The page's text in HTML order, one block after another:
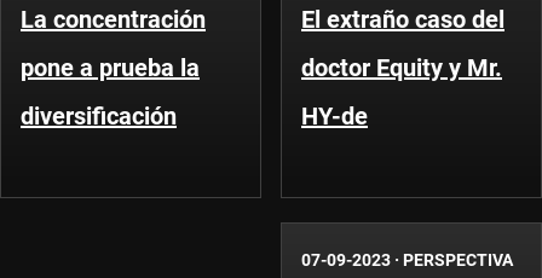
La concentración
pone a prueba la
diversificación
El extraño caso del
doctor Equity y Mr.
HY-de
07-09-2023 · PERSPECTIVA